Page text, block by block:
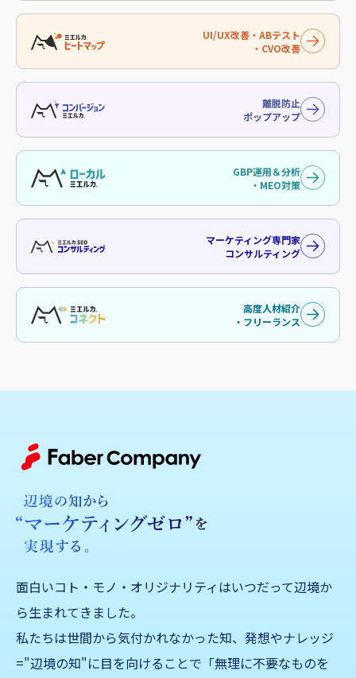
UI/UX改善・ABテスト
・CVO改善
離脱防止
ポップアップ
GBP運用＆分析
・MEO対策
マーケティング専門家
コンサルティング
高度人材紹介
・フリーランス
面白いコト・モノ・オリジナリティはいつだって辺境か
ら生まれてきました。
私たちは世間から気付かれなかった知、発想やナレッジ
="辺境の知"に目を向けることで「無理に不要なものを